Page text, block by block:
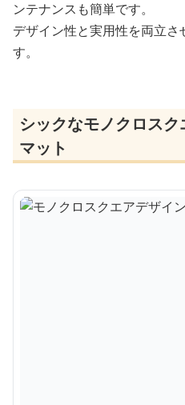
ンテナンスも簡単です。
デザイン性と実用性を両立
す。
シックなモノクロス
マット